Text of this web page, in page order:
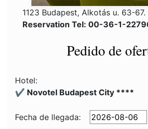
1123 Budapest, Alkotás u. 63-67.
Reservation Tel: 00-36-1-
Pedido de
Hotel:
✔️ Novotel Budapest City ****
Fecha de llegada: